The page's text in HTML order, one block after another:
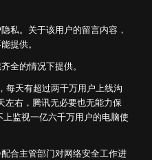
。关于该用户的留言内容，
提供。
的情况下提供。
天有超过两千万用户上线沟
左右，腾讯无必要也无能力保
监视一亿六千万用户的电脑使
主管部门对网络安全工作进